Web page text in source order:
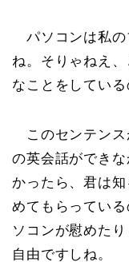
パソコンは私の
ね。そりゃねえ
なことをしている
このセンテンス
の英会話ができ
かったら、君は
めてもらってい
ソコンが慰めた
自由ですしね。